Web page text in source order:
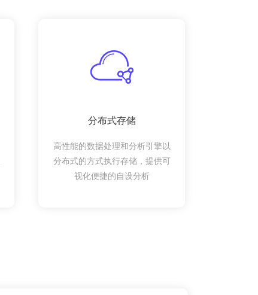
分布式存储
高性能的数据处理和分析引擎以
分布式的方式执行存储，提供可
视化便捷的自设分析